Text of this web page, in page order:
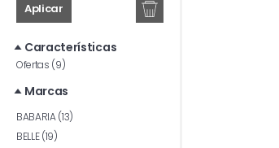
Aplicar
Características
Ofertas (9)
Marcas
BABARIA (13)
BELLE (19)